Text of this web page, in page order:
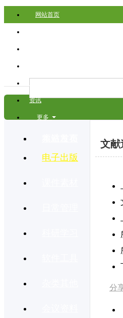
网站首页
资讯
更多
电子出版
文献
分